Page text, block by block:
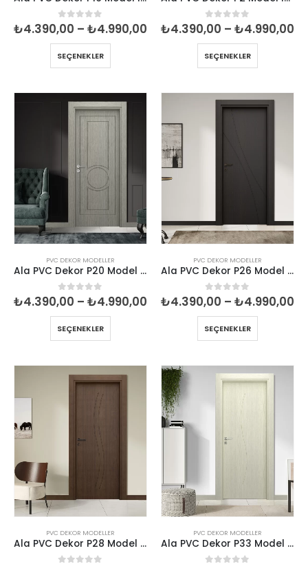
05 üzerinden
₺4.390,00 – ₺4.990,00 Fiyat
aralığı:
₺4.390,00
₺4.990,00
SEÇENEKLER
05 üzerinden
₺4.390,00 – ₺4.990,00
SEÇENEKLER
PVC DEKOR MODELLER
Ala PVC Dekor P20 Model İç Oda Kapısı
05 üzerinden
₺4.390,00 – ₺4.990,00 Fiyat
aralığı:
₺4.390,00
₺4.990,00
SEÇENEKLER
PVC DEKOR MODELLER
Ala PVC Dekor P26 Model İç Oda Kapısı
05 üzerinden
₺4.390,00 – ₺4.990,00
SEÇENEKLER
PVC DEKOR MODELLER
Ala PVC Dekor P28 Model İç Oda Kapısı
PVC DEKOR MODELLER
Ala PVC Dekor P33 Model İç Oda Kapısı